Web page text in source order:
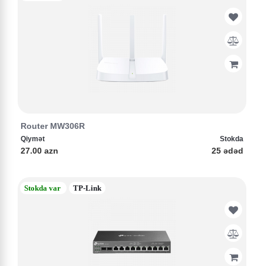
Router MW306R
Qiymət
27.00 azn
Stokda
25 ədəd
Stokda var TP-Link